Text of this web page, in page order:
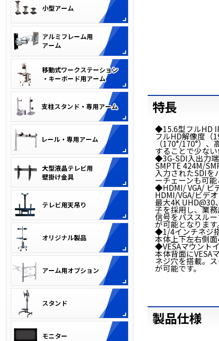
特長
◆15.6型フルHD
フルHD解像度（
（170°/170°）
することで少な
◆3G-SDI入出力
SMPTE 424M/
入力されたSDIを
ーチェーンも可
◆HDMI/ VGA/ ビ
HDMI/VGA/ビデ
最大4K UHD@30
子を採用し、業
信号をパススル
が可能となります
◆1/4インチネジ
本体上下左右側
◆VESAマウント
本体背面にVESA
ネジ穴を搭載。
が可能です。
製品仕様